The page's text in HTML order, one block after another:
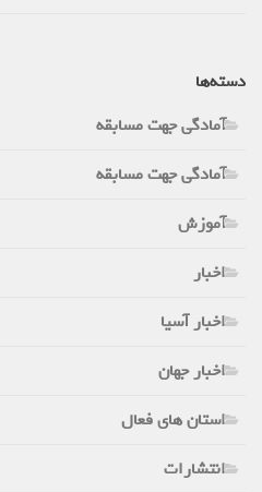
دسته‌ها
آمادگی جهت مسابقه
آمادگی جهت مسابقه
آموزش
اخبار
اخبار آسیا
اخبار جهان
استان های فعال
انتشارات